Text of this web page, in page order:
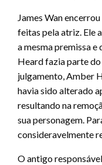
James Wan
feitas pela atriz. Ele
a mesma premissa
Heard fazia parte
julgamento, Amber
havia sido alterado
resultando na
sua personagem.
consideravelmente
O antigo